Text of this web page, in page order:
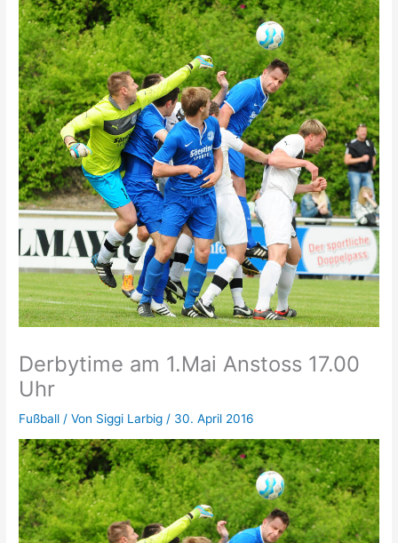
Derbytime am 1.Mai Anstoss 17.00
Uhr
Fußball / Von Siggi Larbig / 30. April 2016